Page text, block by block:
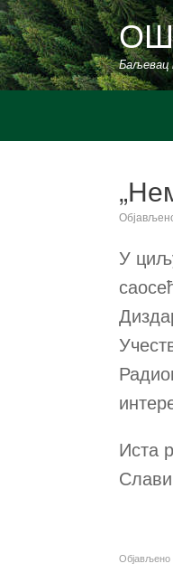
Пређи
на
садржај
ОШ
Баљевац
У
Иста
Објављено